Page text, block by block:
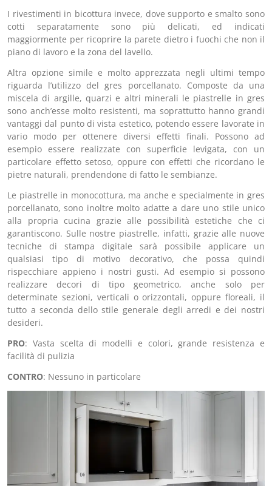
I rivestimenti in bicottura invece, dove supporto e smalto sono
cotti separatamente sono più delicati, ed indicati
maggiormente per ricoprire la parete dietro i fuochi che non il
piano di lavoro e la zona del lavello.
Altra opzione simile e molto apprezzata negli ultimi tempo
riguarda l’utilizzo del gres porcellanato. Composte da una
miscela di argille, quarzi e altri minerali le piastrelle in gres
sono anch’esse molto resistenti, ma soprattutto hanno grandi
vantaggi dal punto di vista estetico, potendo essere lavorate in
vario modo per ottenere diversi effetti finali. Possono ad
esempio essere realizzate con superficie levigata, con un
particolare effetto setoso, oppure con effetti che ricordano le
pietre naturali, prendendone di fatto le sembianze.
Le piastrelle in monocottura, ma anche e specialmente in gres
porcellanato, sono inoltre molto adatte a dare uno stile unico
alla propria cucina grazie alle possibilità estetiche che ci
garantiscono. Sulle nostre piastrelle, infatti, grazie alle nuove
tecniche di stampa digitale sarà possibile applicare un
qualsiasi tipo di motivo decorativo, che possa quindi
rispecchiare appieno i nostri gusti. Ad esempio si possono
realizzare decori di tipo geometrico, anche solo per
determinate sezioni, verticali o orizzontali, oppure floreali, il
tutto a seconda dello stile generale degli arredi e dei nostri
desideri.
PRO: Vasta scelta di modelli e colori, grande resistenza e
facilità di pulizia
CONTRO: Nessuno in particolare